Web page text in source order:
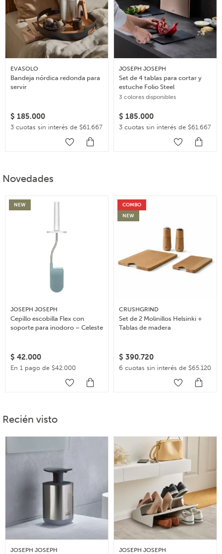
EVASOLO
Bandeja nórdica redonda para
servir
$ 185.000
3 cuotas sin interés de $61.667
JOSEPH JOSEPH
Set de 4 tablas para cortar y
estuche Folio Steel
3 colores disponibles
$ 185.000
3 cuotas sin interés de $61.667
Novedades
NEW
JOSEPH JOSEPH
Cepillo escobilla Flex con
soporte para inodoro – Celeste
$ 42.000
En 1 pago de $42.000
COMBO
NEW
CRUSHGRIND
Set de 2 Molinillos Helsinki +
Tablas de madera
$ 390.720
6 cuotas sin interés de $65.120
Recién visto
JOSEPH JOSEPH JOSEPH JOSEPH